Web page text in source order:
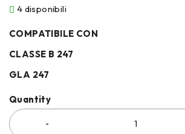
4 disponibili
COMPATIBILE CON
CLASSE B 247
GLA 247
Quantity